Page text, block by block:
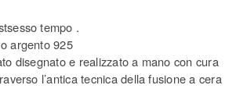
tempo .
argento 925
disegnato e realizzato a mano con cura
l’antica tecnica della fusione a cera